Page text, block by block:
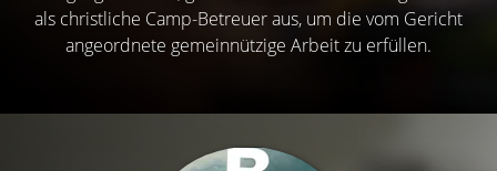
als christliche Camp-Betreuer aus, um die vom Gericht
angeordnete gemeinnützige Arbeit zu erfüllen.